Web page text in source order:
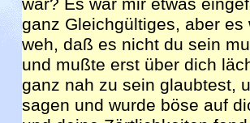
ganz Gleichgültiges, aber
weh, daß es nicht du sein
und mußte erst über dich
ganz nah zu sein glaubtest,
sagen und wurde böse auf